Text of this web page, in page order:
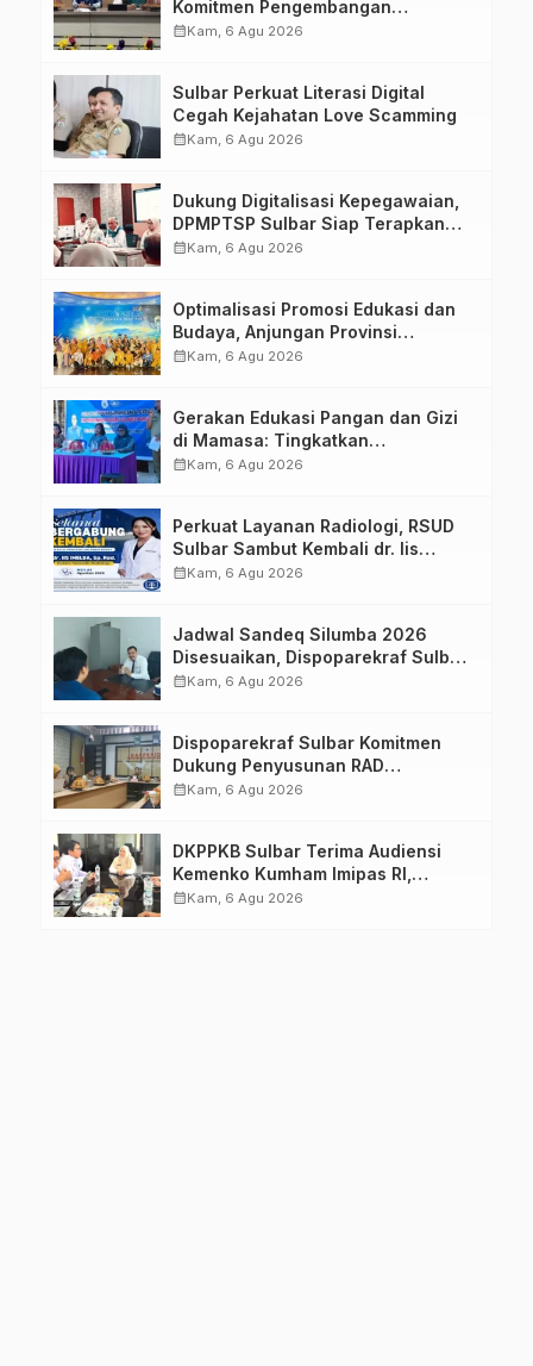
Komitmen Pengembangan
Kompetensi ASN melalui
calendar_monthKam, 6 Agu 2026
Sulbar Perkuat Literasi Digital
Cegah Kejahatan Love Scamming
calendar_monthKam, 6 Agu 2026
Dukung Digitalisasi Kepegawaian,
DPMPTSP Sulbar Siap Terapkan
Aplikasi FLEKSI ASN
calendar_monthKam, 6 Agu 2026
Optimalisasi Promosi Edukasi dan
Budaya, Anjungan Provinsi
Sulawesi Barat Perkuat Kolaborasi
calendar_monthKam, 6 Agu 2026
Gerakan Edukasi Pangan dan Gizi
di Mamasa: Tingkatkan
Pengetahuan dan Keterampilan
calendar_monthKam, 6 Agu 2026
Perkuat Layanan Radiologi, RSUD
Sulbar Sambut Kembali dr. Iis
Imelda, Sp.Rad
calendar_monthKam, 6 Agu 2026
Jadwal Sandeq Silumba 2026
Disesuaikan, Dispoparekraf Sulbar
Pastikan Persiapan Tetap
calendar_monthKam, 6 Agu 2026
Dispoparekraf Sulbar Komitmen
Dukung Penyusunan RAD
TPB/SDGs Sulawesi Barat
calendar_monthKam, 6 Agu 2026
DKPPKB Sulbar Terima Audiensi
Kemenko Kumham Imipas RI,
Perkuat Pelayanan Kesehatan bagi
calendar_monthKam, 6 Agu 2026